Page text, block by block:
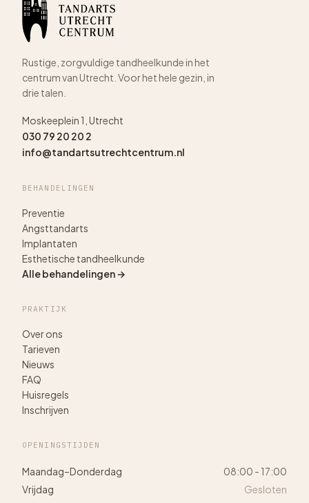
Rustige, zorgvuldige tandheelkunde in het
centrum van Utrecht. Voor het hele gezin, in
drie talen.
Moskeeplein 1, Utrecht
030 79 20 20 2
info@tandartsutrechtcentrum.nl
BEHANDELINGEN
Preventie
Angsttandarts
Implantaten
Esthetische tandheelkunde
Alle behandelingen →
PRAKTIJK
Over ons
Tarieven
Nieuws
FAQ
Huisregels
Inschrijven
OPENINGSTIJDEN
Maandag–Donderdag
08:00 - 17:00
Vrijdag
Gesloten